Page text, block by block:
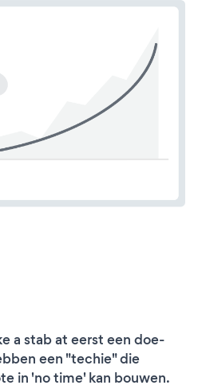
a stab at eerst een doe-
een "techie" die
in 'no time' kan bouwen.